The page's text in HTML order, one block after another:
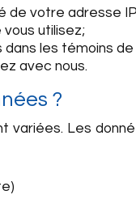
votre adresse
utilisez;
les témoins
avec nous.
?
variées. Les